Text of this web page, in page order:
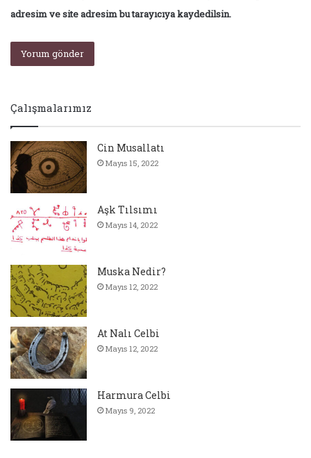
adresim ve site adresim bu tarayıcıya kaydedilsin.
Çalışmalarımız
Cin Musallatı
Mayıs 15, 2022
Aşk Tılsımı
Mayıs 14, 2022
Muska Nedir?
Mayıs 12, 2022
At Nalı Celbi
Mayıs 12, 2022
Harmura Celbi
Mayıs 9, 2022